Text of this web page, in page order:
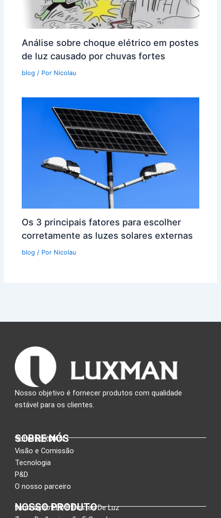
Análise sobre choque elétrico em postes
de luz causado por chuvas fortes
blog / Por Nicolau
Os 3 principais fatores para escolher
corretamente as luzes solares externas
blog / Por Nicolau
Nosso objetivo é fornecer produtos com qualidade
estável para os clientes.
SOBRE NÓS
Sobre LUXMAN
Visão e Comissão
Tecnologia
P&D
O nosso parceiro
NOSSO PRODUTO
Iluminação LED E Postes De Luz